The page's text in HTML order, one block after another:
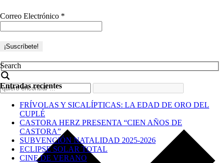
Correo Electrónico *
Search
Entradas recientes
FRÍVOLAS Y SICALÍPTICAS: LA EDAD DE ORO DEL
CUPLÉ
CASTORA HERZ PRESENTA “CIEN AÑOS DE
CASTORA”
SUBVENCIÓN NATALIDAD 2025-2026
ECLIPSE SOLAR TOTAL
CINE DE VERANO